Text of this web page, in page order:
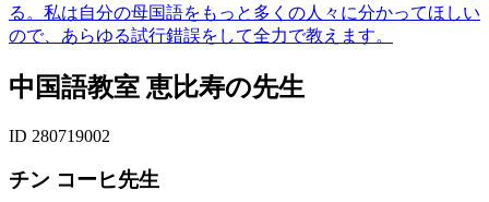
る。私は自分の母国語をもっと多くの人々に分かってほしい
ので、あらゆる試行錯誤をして全力で教えます。
中国語教室 恵比寿の先生
ID 280719002
チン コーヒ先生